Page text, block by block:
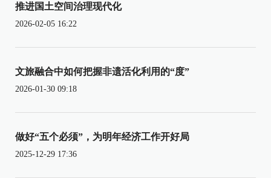
推进国土空间治理现代化
2026-02-05 16:22
文旅融合中如何把握非遗活化利用的“度”
2026-01-30 09:18
做好“五个必须”，为明年经济工作开好局
2025-12-29 17:36